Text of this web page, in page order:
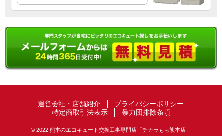
運営会社・店舗紹介
プライバシーポリシー
特定商取引法表示
暴力団排除条項
© 2022 熊本のエコキュート交換工事専門店「チカラもち熊本店」